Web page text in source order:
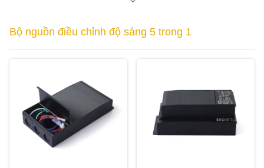
Bộ nguồn điều chỉnh độ sáng 5 trong 1